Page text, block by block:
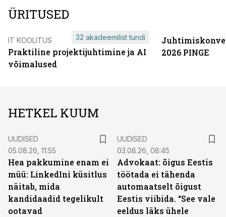
ÜRITUSED
IT KOOLITUS
Praktiline projektijuhtimine ja AI
võimalused
32 akadeemilist tundi
2026 PINGE
HETKEL KUUM
UUDISED
05.08.26, 11:55
Hea pakkumine enam ei
müü: LinkedIni küsitlus
näitab, mida
kandidaadid tegelikult
ootavad
UUDISED
03.08.26, 08:45
Advokaat: õigus Eestis
töötada ei tähenda
automaatselt õigust
Eestis viibida. “See vale
eeldus läks ühele